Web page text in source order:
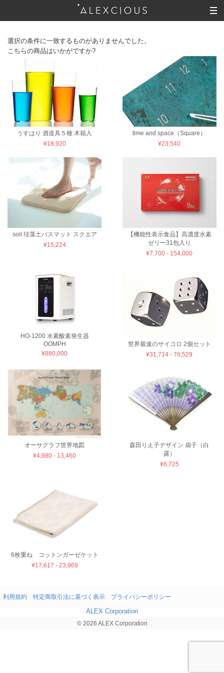
選択の条件に一致するものがありませんでした。
こちらの商品はいかがですか?
うすはり 酒道具５種 木箱入
¥18,920
time and space（Square）
¥23,540
soil 珪藻土バスマット スクエア
¥15,224
【機能性表示食品】高濃度水素
ゼリー31包入り
¥7,700 - 154,000
HO-1200 水素酸素発生器
OOMPH
¥880,000
世界最速のサイコロ 2個セット
¥31,714 - 76,529
オーサグラフ世界地図
¥4,980 - 13,460
森田りえ子デザイン 扇子（白
露）
¥6,725
6枚重ね コットンガーゼケット
¥17,617 - 23,969
利用規約 特定商取引法に基づく表示 プライバシーポリシー
ALEX Corporation
© 2026 ALEX Corporation